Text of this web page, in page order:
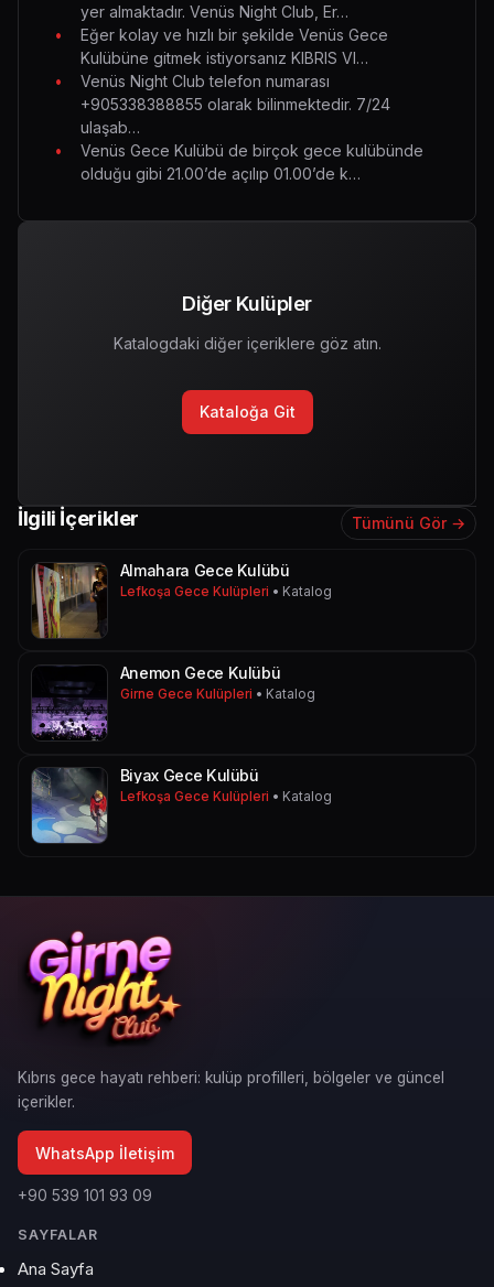
yer almaktadır. Venüs Night Club, Er…
Eğer kolay ve hızlı bir şekilde Venüs Gece
Kulübüne gitmek istiyorsanız KIBRIS VI…
Venüs Night Club telefon numarası
+905338388855 olarak bilinmektedir. 7/24
ulaşab…
Venüs Gece Kulübü de birçok gece kulübünde
olduğu gibi 21.00’de açılıp 01.00’de k…
Diğer Kulüpler
Katalogdaki diğer içeriklere göz atın.
Kataloğa Git
İlgili İçerikler Tümünü Gör →
Almahara Gece Kulübü
Lefkoşa Gece Kulüpleri • Katalog
Anemon Gece Kulübü
Girne Gece Kulüpleri • Katalog
Biyax Gece Kulübü
Lefkoşa Gece Kulüpleri • Katalog
Kıbrıs gece hayatı rehberi: kulüp profilleri, bölgeler ve güncel
içerikler.
WhatsApp İletişim
+90 539 101 93 09
SAYFALAR
Ana Sayfa